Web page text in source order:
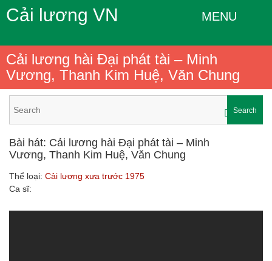
Cải lương VN MENU
Cải lương hài Đại phát tài – Minh
Vương, Thanh Kim Huệ, Văn Chung
Search
Bài hát: Cải lương hài Đại phát tài – Minh
Vương, Thanh Kim Huệ, Văn Chung
Thể loại: Cải lương xưa trước 1975
Ca sĩ: